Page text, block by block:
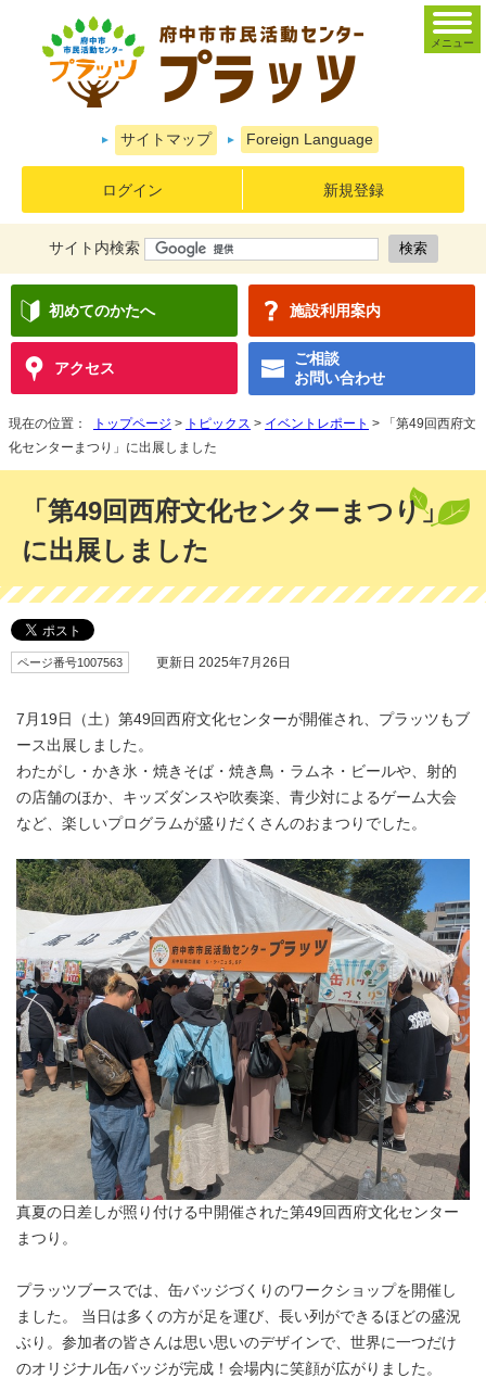
サイトマップ Foreign Language
ログイン 新規登録
サイト内検索
初めてのかたへ 施設利用案内
アクセス
ご相談
お問い合わせ
メニュー
現在の位置： トップページ > トピックス > イベントレポート > 「第49回西府文
化センターまつり」に出展しました
「第49回西府文化センターまつり」
に出展しました
ページ番号1007563 更新日 2025年7月26日
7月19日（土）第49回西府文化センターが開催され、プラッツもブ
ース出展しました。
わたがし・かき氷・焼きそば・焼き鳥・ラムネ・ビールや、射的
の店舗のほか、キッズダンスや吹奏楽、青少対によるゲーム大会
など、楽しいプログラムが盛りだくさんのおまつりでした。
真夏の日差しが照り付ける中開催された第49回西府文化センター
まつり。
プラッツブースでは、缶バッジづくりのワークショップを開催し
ました。 当日は多くの方が足を運び、長い列ができるほどの盛況
ぶり。参加者の皆さんは思い思いのデザインで、世界に一つだけ
のオリジナル缶バッジが完成！会場内に笑顔が広がりました。